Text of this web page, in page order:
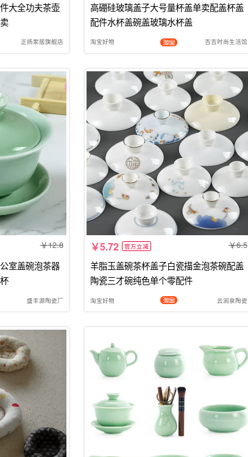
大全功夫茶壶
正扬家居旗舰店
高硼硅玻璃盖子大号量杯盖单卖配盖杯盖
配件水杯盖碗盖玻璃水杯盖
淘宝好物 吉吉时尚生活馆
12.8
室盖碗泡茶器
盛丰源陶瓷厂
5.72 官方立减 6.5
羊脂玉盖碗茶杯盖子白瓷描金泡茶碗配盖
陶瓷三才碗纯色单个零配件
淘宝好物 云涧泉陶瓷